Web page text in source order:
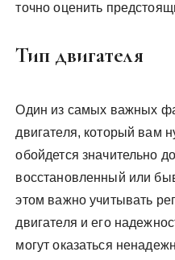
точно оценить
Тип двигателя
Один из самых важных
двигателя, который вам
обойдется значительно
восстановленный или
этом важно учитывать
двигателя и его
могут оказаться